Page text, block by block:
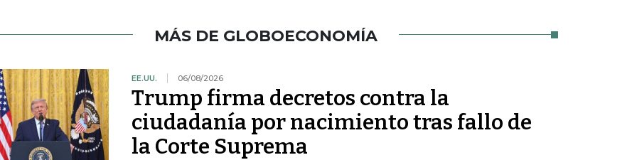
MÁS DE GLOBOECONOMÍA
EE.UU. 06/08/2026
Trump firma decretos contra la
ciudadanía por nacimiento tras fallo de
la Corte Suprema